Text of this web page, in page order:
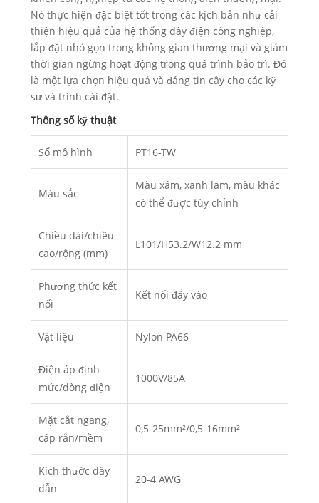
Nó thực hiện đặc biệt tốt trong các kịch bản như cải
thiện hiệu quả của hệ thống dây điện công nghiệp,
lắp đặt nhỏ gọn trong không gian thương mại và giảm
thời gian ngừng hoạt động trong quá trình bảo trì. Đó
là một lựa chọn hiệu quả và đáng tin cậy cho các kỹ
sư và trình cài đặt.
Thông số kỹ thuật
Số mô hình PT16-TW
Màu sắc
Màu xám, xanh lam, màu khác
có thể được tùy chỉnh
Chiều dài/chiều
cao/rộng (mm)
L101/H53.2/W12.2 mm
Phương thức kết
nối
Kết nối đẩy vào
Vật liệu Nylon PA66
Điện áp định
mức/dòng điện
1000V/85A
Mặt cắt ngang,
cáp rắn/mềm
0,5-25mm²/0,5-16mm²
Kích thước dây
dẫn
20-4 AWG